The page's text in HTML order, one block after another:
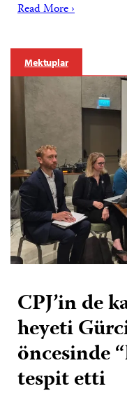
Read More ›
Mektuplar
CPJ’in de
heyeti
öncesinde
tespit etti